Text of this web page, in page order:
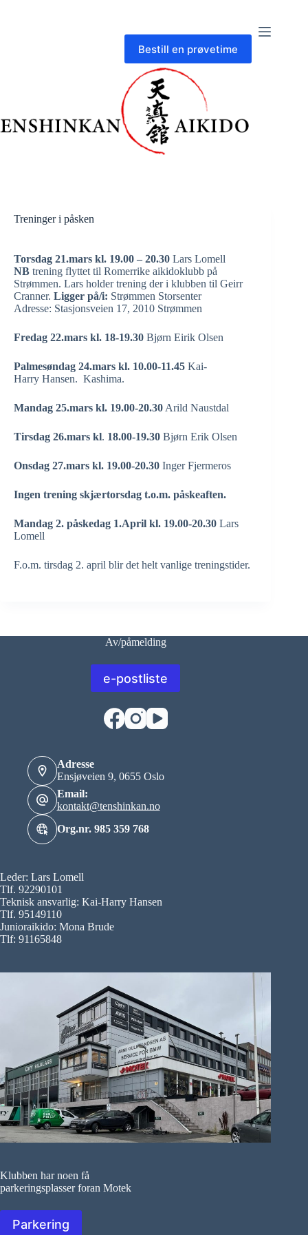
Bestill en prøvetime
Treninger i påsken
Torsdag 21.mars kl. 19.00 – 20.30 Lars Lomell
NB trening flyttet til Romerrike aikidoklubb på
Strømmen. Lars holder trening der i klubben til Geirr
Cranner. Ligger på/i: Strømmen Storsenter
Adresse: Stasjonsveien 17, 2010 Strømmen
Fredag 22.mars kl. 18-19.30 Bjørn Eirik Olsen
Palmesøndag 24.mars kl. 10.00-11.45 Kai-
Harry Hansen. Kashima.
Mandag 25.mars kl. 19.00-20.30 Arild Naustdal
Tirsdag 26.mars kl. 18.00-19.30 Bjørn Erik Olsen
Onsdag 27.mars kl. 19.00-20.30 Inger Fjermeros
Ingen trening skjærtorsdag t.o.m. påskeaften.
Mandag 2. påskedag 1.April kl. 19.00-20.30 Lars
Lomell
F.o.m. tirsdag 2. april blir det helt vanlige treningstider.
Av/påmelding
e-postliste
Adresse
Ensjøveien 9, 0655 Oslo
Email:
kontakt@tenshinkan.no
Org.nr. 985 359 768
Leder: Lars Lomell
Tlf. 92290101
Teknisk ansvarlig: Kai-Harry Hansen
Tlf. 95149110
Junioraikido: Mona Brude
Tlf: 91165848
Klubben har noen få
parkeringsplasser foran Motek
Parkering